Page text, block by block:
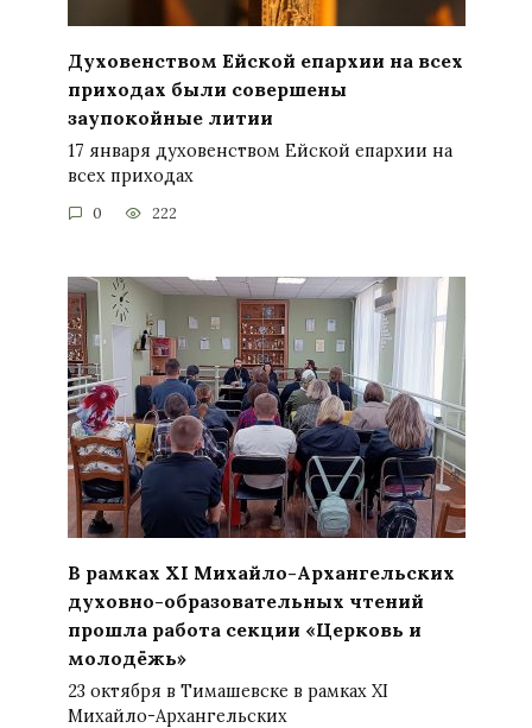
Духовенством Ейской епархии на всех
приходах были совершены
заупокойные литии
17 января духовенством Ейской епархии на
всех приходах
0 222
В рамках XI Михайло-Архангельских
духовно-образовательных чтений
прошла работа секции «Церковь и
молодёжь»
23 октября в Тимашевске в рамках XI
Михайло-Архангельских